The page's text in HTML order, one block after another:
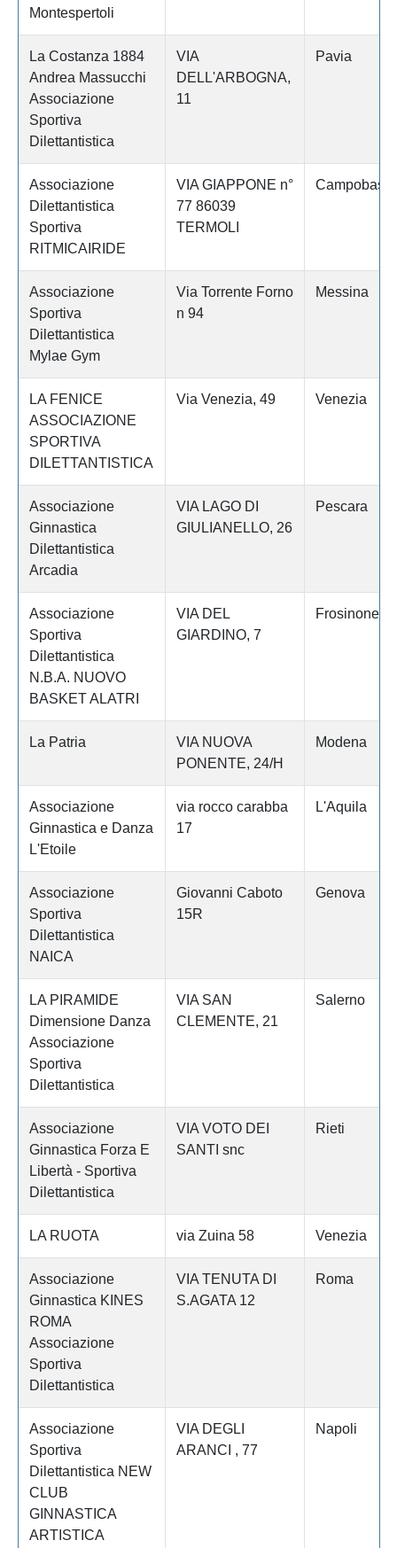
Montespertoli
La Costanza 1884
Andrea Massucchi
Associazione
Sportiva
Dilettantistica
VIA
DELL'ARBOGNA,
11
Pavia
Associazione
Dilettantistica
Sportiva
RITMICAIRIDE
VIA GIAPPONE n°
77 86039
TERMOLI
Associazione
Sportiva
Dilettantistica
Mylae Gym
Via Torrente Forno
n 94
Messina
LA FENICE
ASSOCIAZIONE
SPORTIVA
DILETTANTISTICA
Via Venezia, 49 Venezia
Associazione
Ginnastica
Dilettantistica
Arcadia
VIA LAGO DI
GIULIANELLO, 26
Pescara
Associazione
Sportiva
Dilettantistica
N.B.A. NUOVO
BASKET ALATRI
VIA DEL
GIARDINO, 7
Frosinone
La Patria
VIA NUOVA
PONENTE, 24/H
Modena
Associazione
Ginnastica e Danza
L'Etoile
via rocco carabba
17
L'Aquila
Associazione
Sportiva
Dilettantistica
NAICA
Giovanni Caboto
15R
Genova
LA PIRAMIDE
Dimensione Danza
Associazione
Sportiva
Dilettantistica
VIA SAN
CLEMENTE, 21
Salerno
Associazione
Ginnastica Forza E
Libertà - Sportiva
Dilettantistica
VIA VOTO DEI
SANTI snc
Rieti
LA RUOTA via Zuina 58 Venezia
Associazione
Ginnastica KINES
ROMA
Associazione
Sportiva
Dilettantistica
VIA TENUTA DI
S.AGATA 12
Roma
Associazione
Sportiva
Dilettantistica NEW
CLUB
GINNASTICA
ARTISTICA
VIA DEGLI
ARANCI , 77
Napoli